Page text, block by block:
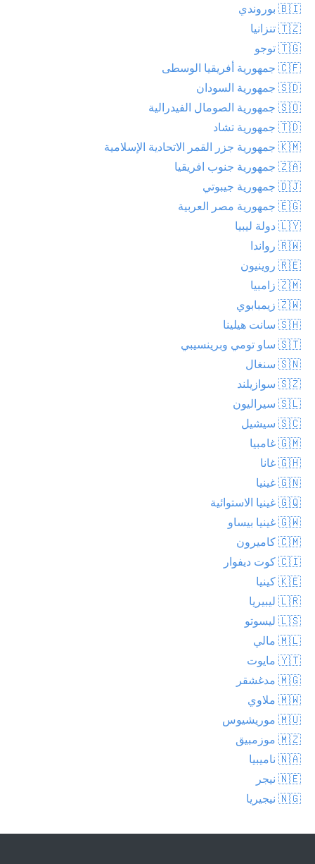
🇧🇮 بوروندي
🇹🇿 تنزانيا
🇹🇬 توجو
🇨🇫 جمهورية أفريقيا الوسطى
🇸🇩 جمهورية السودان
🇸🇴 جمهورية الصومال الفيدرالية
🇹🇩 جمهورية تشاد
🇰🇲 جمهورية جزر القمر الاتحادية الإسلامية
🇿🇦 جمهورية جنوب افريقيا
🇩🇯 جمهورية جيبوتي
🇪🇬 جمهورية مصر العربية
🇱🇾 دولة ليبيا
🇷🇼 رواندا
🇷🇪 روينيون
🇿🇲 زامبيا
🇿🇼 زيمبابوي
🇸🇭 سانت هيلينا
🇸🇹 ساو تومي وبرينسيبي
🇸🇳 سنغال
🇸🇿 سوازيلند
🇸🇱 سيراليون
🇸🇨 سيشيل
🇬🇲 غامبيا
🇬🇭 غانا
🇬🇳 غينيا
🇬🇶 غينيا الاستوائية
🇬🇼 غينيا بيساو
🇨🇲 كاميرون
🇨🇮 كوت ديفوار
🇰🇪 كينيا
🇱🇷 ليبيريا
🇱🇸 ليسوتو
🇲🇱 مالي
🇾🇹 مايوت
🇲🇬 مدغشقر
🇲🇼 ملاوي
🇲🇺 موريشيوس
🇲🇿 موزمبيق
🇳🇦 ناميبيا
🇳🇪 نيجر
🇳🇬 نيجيريا